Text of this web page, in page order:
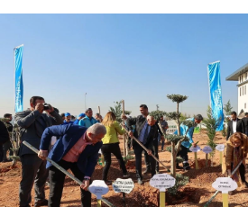
Piyasa
Resmi İlanlar